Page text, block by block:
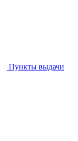
Пункты выдачи